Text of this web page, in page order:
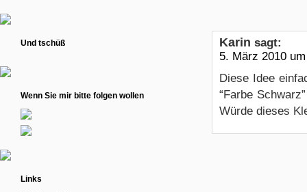
Karin sagt:
5. März 2010
Diese Idee
“Farbe
Würde dieses
Und tschüß
Wenn Sie mir bitte folgen wollen
Links